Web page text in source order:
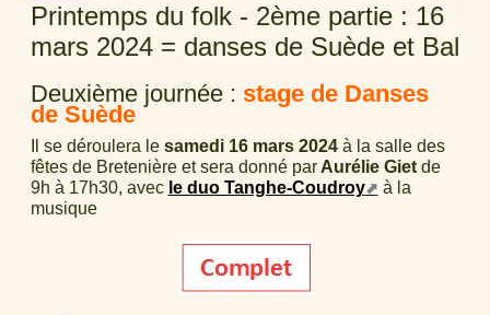
Printemps du folk - 2ème partie : 16
mars 2024 = danses de Suède et Bal
Deuxième journée : stage de Danses
de Suède
Il se déroulera le samedi 16 mars 2024à la salle des
fêtes de Bretenière et sera donné parAurélie Gietde
9h à 17h30, avec le duo Tanghe-Coudroy
à la
musique